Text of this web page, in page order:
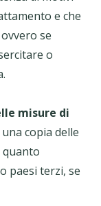
e che
se
o
misure di
copia delle
paesi terzi, se